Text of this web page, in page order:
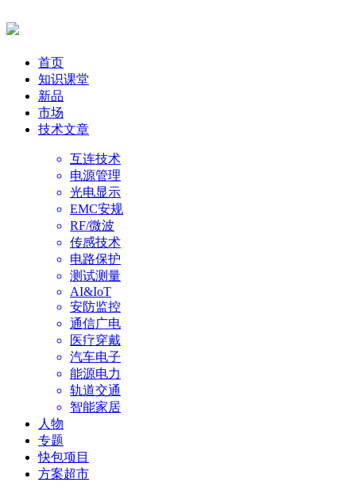
首页
知识课堂
新品
市场
技术文章
互连技术
电源管理
光电显示
EMC安规
RF/微波
传感技术
电路保护
测试测量
AI&IoT
安防监控
通信广电
医疗穿戴
汽车电子
能源电力
轨道交通
智能家居
人物
专题
快包项目
方案超市